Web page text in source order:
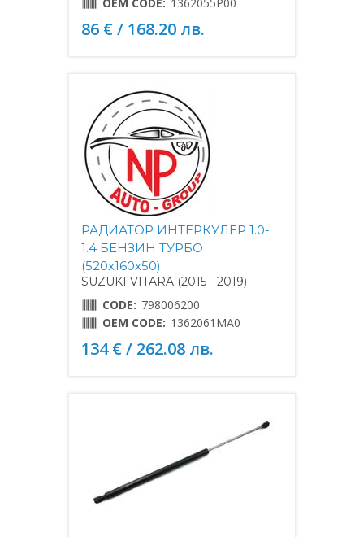
86 € / 168.20 лв.
РАДИАТОР ИНТЕРКУЛЕР 1.0-
1.4 БЕНЗИН ТУРБО
(520x160x50)
SUZUKI VITARA (2015 - 2019)
CODE: 798006200
OEM CODE: 1362061MA0
134 € / 262.08 лв.